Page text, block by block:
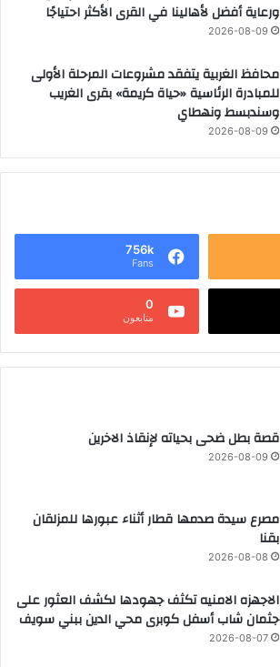
ورعاية أفضل لأهالينا في القرى الأكثر احتياجًا
2026-08-09
محافظ الغربية يتفقد مشروعات المرحلة الأولى
للمبادرة الرئاسية «حياة كريمة» بقرى الغريب
وسندبسط ونهطاي
2026-08-09
756k
Fans
0
متابعون
قصة بطل ضحى بحياته لإنقاذ الاخرين
2026-08-09
مصرع سيدة صدمها قطار أثناء عبورها للمزلقان
بقنا
2026-08-08
الاجهزه الامنيه تكثف جهودها لكشف العثور على
جثمان شاب أسفل كوبرى محي الدين ببني سويف
2026-08-07